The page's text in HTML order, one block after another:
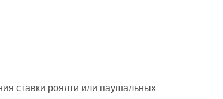
ставки роялти или паушальных